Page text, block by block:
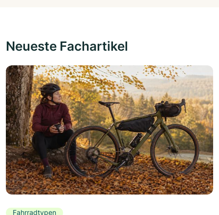
Neueste Fachartikel
Fahrradtypen